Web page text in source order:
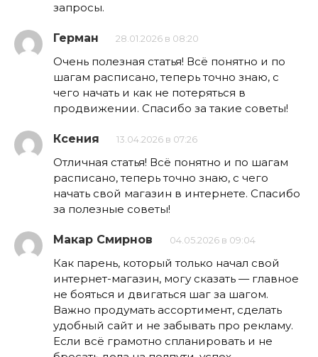
запросы.
Герман 28.01.2026 в 08:20
Очень полезная статья! Всё понятно и по
шагам расписано, теперь точно знаю, с
чего начать и как не потеряться в
продвижении. Спасибо за такие советы!
Ксения 13.04.2026 в 07:26
Отличная статья! Всё понятно и по шагам
расписано, теперь точно знаю, с чего
начать свой магазин в интернете. Спасибо
за полезные советы!
Макар Смирнов 04.05.2026 в 09:04
Как парень, который только начал свой
интернет-магазин, могу сказать — главное
не бояться и двигаться шаг за шагом.
Важно продумать ассортимент, сделать
удобный сайт и не забывать про рекламу.
Если всё грамотно спланировать и не